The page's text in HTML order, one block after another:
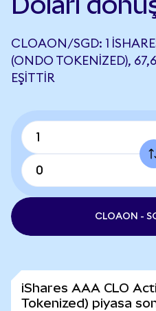
CLOAON/SGD: 1
(ONDO TOKENIZED),
EŞITTIR
CLOAON -
iShares AAA CLO
Tokenized) piyasa